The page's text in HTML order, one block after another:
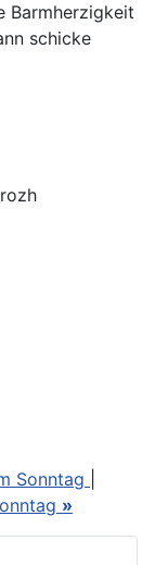
Barmherzigkeit
schicke
Sonntag
»